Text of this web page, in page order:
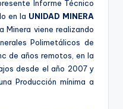
Informe Técnico
en la UNIDAD MINERA
Minera viene realizando
Polimetálicos de
de años remotos, en la
desde el año 2007 y
Producción mínima a